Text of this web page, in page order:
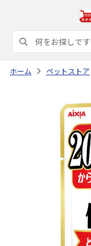
ホーム ペットストア